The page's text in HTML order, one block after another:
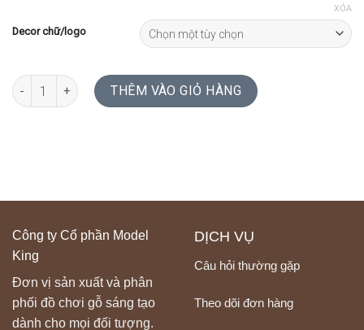
Decor chữ/logo
XÓA
ĐỒNG HỒ THUẦN GỖ 12 SỐ LA MÃ CÁCH ĐIỆU | WALNUT số lượng
THÊM VÀO GIỎ HÀNG
Công ty Cổ phần Model
King
Đơn vị sản xuất và phân
phối đồ chơi gỗ sáng tạo
dành cho mọi đối tượng.
DỊCH VỤ
Câu hỏi thường gặp
Theo dõi đơn hàng